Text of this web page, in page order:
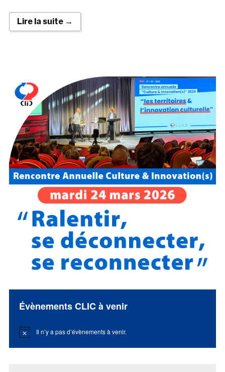
Lire la suite →
Évènements CLIC à venir
Notice Il n’y a pas d’évènements à venir.